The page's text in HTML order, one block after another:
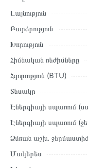
բնութագրերը և
վերադարձը կատարվում
Լայնություն
Բարձրություն
Խորություն
Հիմնական ռեժիմները
Հզորություն (BTU)
Տեսակը
Էներգիայի սպառում
Էներգիայի սպառում
Ձմռան աշխ․
Մակերես